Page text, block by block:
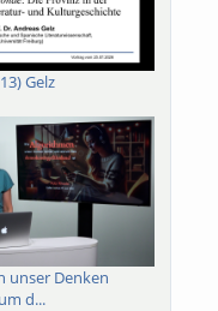
Gelz
unser Denken
d...